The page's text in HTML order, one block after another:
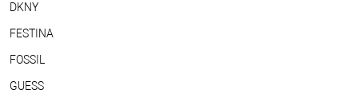
DKNY
FESTINA
FOSSIL
GUESS